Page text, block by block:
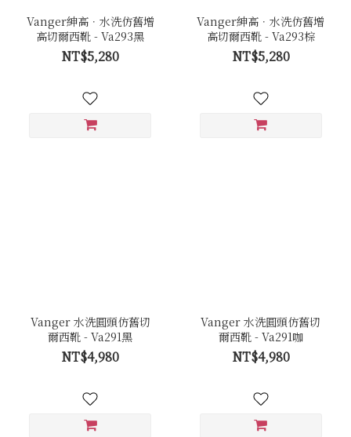
Vanger紳高．水洗仿舊增
高切爾西靴 - Va293黑
NT$5,280
Vanger紳高．水洗仿舊增
高切爾西靴 - Va293棕
NT$5,280
Vanger 水洗圓頭仿舊切
爾西靴 - Va291黑
NT$4,980
Vanger 水洗圓頭仿舊切
爾西靴 - Va291咖
NT$4,980